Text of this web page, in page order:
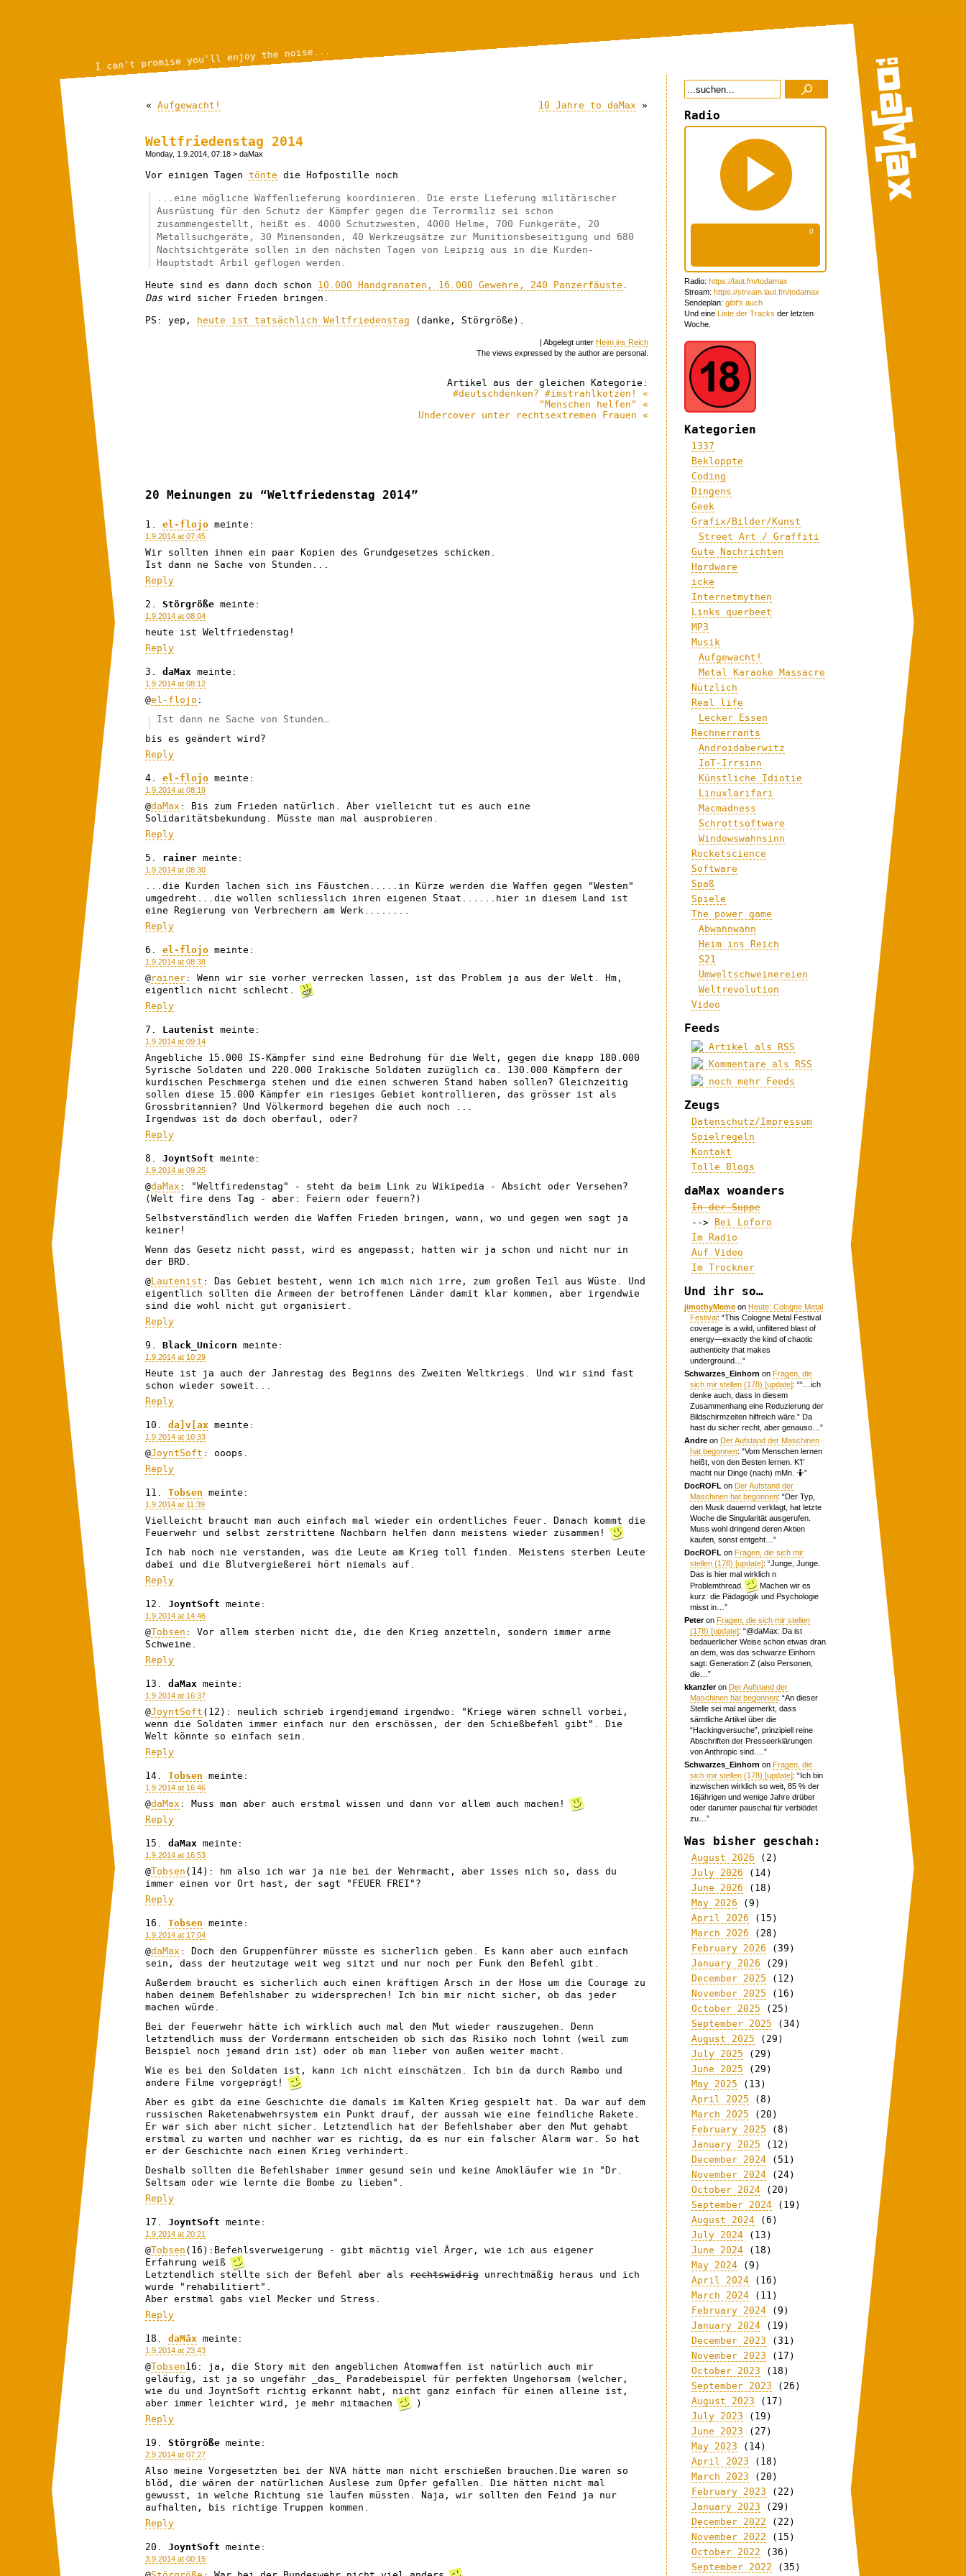
I can't promise you'll enjoy the noise...
« Aufgewacht! 10 Jahre to daMax »
Weltfriedenstag 2014
Monday, 1.9.2014, 07:18 > daMax
Vor einigen Tagen tönte die Hofpostille noch
...eine mögliche Waffenlieferung koordinieren. Die erste Lieferung militärischer
Ausrüstung für den Schutz der Kämpfer gegen die Terrormiliz sei schon
zusammengestellt, heißt es. 4000 Schutzwesten, 4000 Helme, 700 Funkgeräte, 20
Metallsuchgeräte, 30 Minensonden, 40 Werkzeugsätze zur Munitionsbeseitigung und 680
Nachtsichtgeräte sollen in den nächsten Tagen von Leipzig aus in die Kurden-
Hauptstadt Arbil geflogen werden.
Heute sind es dann doch schon 10.000 Handgranaten, 16.000 Gewehre, 240 Panzerfäuste
Das wird sicher Frieden bringen.
PS: yep, heute ist tatsächlich Weltfriedenstag (danke, Störgröße).
| Abgelegt unter Heim ins Reich
The views expressed by the author are personal.
Artikel aus der gleichen Kategorie:
#deutschdenken? #imstrahlkotzen! «
"Menschen helfen" «
Undercover unter rechtsextremen Frauen «
20 Meinungen zu “Weltfriedenstag 2014”
el-flojo meinte:
1.9.2014 at 07:45
Wir sollten ihnen ein paar Kopien des Grundgesetzes schicken.
Ist dann ne Sache von Stunden...
Reply
Störgröße meinte:
1.9.2014 at 08:04
heute ist Weltfriedenstag!
Reply
daMax meinte:
1.9.2014 at 08:12
@el-flojo :
Ist dann ne Sache von Stunden…
bis es geändert wird?
Reply
el-flojo meinte:
1.9.2014 at 08:19
@daMax : Bis zum Frieden natürlich. Aber vielleicht tut es auch eine
Solidaritätsbekundung. Müsste man mal ausprobieren.
Reply
rainer meinte:
1.9.2014 at 08:30
...die Kurden lachen sich ins Fäustchen.....in Kürze werden die Waffen gegen "Westen"
umgedreht...die wollen schliesslich ihren eigenen Staat......hier in diesem Land ist
eine Regierung von Verbrechern am Werk........
Reply
el-flojo meinte:
1.9.2014 at 08:38
@rainer : Wenn wir sie vorher verrecken lassen, ist das Problem ja aus der Welt. Hm,
eigentlich nicht schlecht.
Reply
Lautenist meinte:
1.9.2014 at 09:14
Angebliche 15.000 IS-Kämpfer sind eine Bedrohung für die Welt, gegen die knapp 180.000
Syrische Soldaten und 220.000 Irakische Soldaten zuzüglich ca. 130.000 Kämpfern der
kurdischen Peschmerga stehen und die einen schweren Stand haben sollen? Gleichzeitig
sollen diese 15.000 Kämpfer ein riesiges Gebiet kontrollieren, das grösser ist als
Grossbritannien? Und Völkermord begehen die auch noch ...
Irgendwas ist da doch oberfaul, oder?
Reply
JoyntSoft meinte:
1.9.2014 at 09:25
@daMax : "Weltfiredenstag" - steht da beim Link zu Wikipedia - Absicht oder Versehen?
(Welt fire dens Tag - aber: Feiern oder feuern?)
Selbstverständlich werden die Waffen Frieden bringen, wann, wo und gegen wen sagt ja
keiner!
Wenn das Gesetz nicht passt, wird es angepasst; hatten wir ja schon und nicht nur in
der BRD.
@ Lautenist : Das Gebiet besteht, wenn ich mich nich irre, zum großen Teil aus Wüste. Und
eigentlich sollten die Armeen der betroffenen Länder damit klar kommen, aber irgendwie
sind die wohl nicht gut organisiert.
Reply
Black_Unicorn meinte:
1.9.2014 at 10:29
Heute ist ja auch der Jahrestag des Beginns des Zweiten Weltkriegs. Und wir sind fast
schon wieder soweit...
Reply
da]v[ax meinte:
1.9.2014 at 10:33
@JoyntSoft : ooops.
Reply
Tobsen meinte:
1.9.2014 at 11:39
Vielleicht braucht man auch einfach mal wieder ein ordentliches Feuer. Danach kommt die
Feuerwehr und selbst zerstrittene Nachbarn helfen dann meistens wieder zusammen!
Ich hab noch nie verstanden, was die Leute am Krieg toll finden. Meistens sterben Leute
dabei und die Blutvergießerei hört niemals auf.
Reply
JoyntSoft meinte:
1.9.2014 at 14:46
@Tobsen : Vor allem sterben nicht die, die den Krieg anzetteln, sondern immer arme
Schweine.
Reply
daMax meinte:
1.9.2014 at 16:37
@JoyntSoft (12): neulich schrieb irgendjemand irgendwo: "Kriege wären schnell vorbei,
wenn die Soldaten immer einfach nur den erschössen, der den Schießbefehl gibt". Die
Welt könnte so einfach sein.
Reply
Tobsen meinte:
1.9.2014 at 16:46
@daMax : Muss man aber auch erstmal wissen und dann vor allem auch machen!
Reply
daMax meinte:
1.9.2014 at 16:53
@Tobsen (14): hm also ich war ja nie bei der Wehrmacht, aber isses nich so, dass du
immer einen vor Ort hast, der sagt "FEUER FREI"?
Reply
Tobsen meinte:
1.9.2014 at 17:04
@daMax : Doch den Gruppenführer müsste es sicherlich geben. Es kann aber auch einfach
sein, dass der heutzutage weit weg sitzt und nur noch per Funk den Befehl gibt.
Außerdem braucht es sicherlich auch einen kräftigen Arsch in der Hose um die Courage zu
haben deinem Befehlshaber zu widersprechen! Ich bin mir nicht sicher, ob das jeder
machen würde.
Bei der Feuerwehr hätte ich wirklich auch mal den Mut wieder rauszugehen. Denn
letztendlich muss der Vordermann entscheiden ob sich das Risiko noch lohnt (weil zum
Beispiel noch jemand drin ist) oder ob man lieber von außen weiter macht.
Wie es bei den Soldaten ist, kann ich nicht einschätzen. Ich bin da durch Rambo und
andere Filme vorgeprägt!
Aber es gibt da eine Geschichte die damals im Kalten Krieg gespielt hat. Da war auf dem
russischen Raketenabwehrsystem ein Punkt drauf, der aussah wie eine feindliche Rakete.
Er war sich aber nicht sicher. Letztendlich hat der Befehlshaber aber den Mut gehabt
erstmal zu warten und nachher war es richtig, da es nur ein falscher Alarm war. So hat
er der Geschichte nach einen Krieg verhindert.
Deshalb sollten die Befehlshaber immer gesund sein und keine Amokläufer wie in "Dr.
Seltsam oder wie lernte die Bombe zu lieben".
Reply
JoyntSoft meinte:
1.9.2014 at 20:21
@Tobsen (16):Befehlsverweigerung - gibt mächtig viel Ärger, wie ich aus eigener
Erfahrung weiß
Letztendlich stellte sich der Befehl aber als rechtswidrig unrechtmäßig heraus und ich
wurde "rehabilitiert".
Aber erstmal gabs viel Mecker und Stress.
Reply
daMäx meinte:
1.9.2014 at 23:43
@Tobsen16: ja, die Story mit den angeblichen Atomwaffen ist natürlich auch mir
geläufig, ist ja so ungefähr _das_ Paradebeispiel für perfekten Ungehorsam (welcher,
wie du und JoyntSoft richtig erkannt habt, nicht ganz einfach für einen alleine ist,
aber immer leichter wird, je mehr mitmachen
)
Reply
Störgröße meinte:
2.9.2014 at 07:27
Also meine Vorgesetzten bei der NVA hätte man nicht erschießen brauchen.Die waren so
blöd, die wären der natürlichen Auslese zum Opfer gefallen. Die hätten nicht mal
gewusst, in welche Richtung sie laufen müssten. Naja, wir sollten den Feind ja nur
aufhalten, bis richtige Truppen kommen.
Reply
JoyntSoft meinte:
3.9.2014 at 00:15
Radio
Radio: https://laut.fm/todamax
Stream: https://stream.laut.fm/todamax
Sendeplan: gibt's auch
Und eine Liste der Tracks der letzten
Woche.
Kategorien
1337
Bekloppte
Coding
Dingens
Geek
Grafix/Bilder/Kunst
Street Art / Graffiti
Gute Nachrichten
Hardware
icke
Internetmythen
Links querbeet
MP3
Musik
Aufgewacht!
Metal Karaoke Massacre
Nützlich
Real life
Lecker Essen
Rechnerrants
Androidaberwitz
IoT-Irrsinn
Künstliche Idiotie
Linuxlarifari
Macmadness
Schrottsoftware
Windowswahnsinn
Rocketscience
Software
Spaß
Spiele
The power game
Abwahnwahn
Heim ins Reich
S21
Umweltschweinereien
Weltrevolution
Video
Feeds
Artikel als RSS
Kommentare als RSS
noch mehr Feeds
Zeugs
Datenschutz/Impressum
Spielregeln
Kontakt
Tolle Blogs
daMax woanders
In der Suppe
-->
Bei Loforo
Im Radio
Auf Video
Im Trockner
Und ihr so…
jimothyMeme onHeute: Cologne Metal
Festival: “This Cologne Metal Festival
coverage is a wild, unfiltered blast of
energy—exactly the kind of chaotic
authenticity that makes
underground… ”
Schwarzes_Einhorn onFragen, die
sich mir stellen (178) [update]: ““…ich
denke auch, dass in diesem
Zusammenhang eine Reduzierung der
Bildschirmzeiten hilfreich wäre.” Da
hast du sicher recht, aber genauso… ”
Andre onDer Aufstand der Maschinen
hat begonnen: “Vom Menschen lernen
heißt, von den Besten lernen. K’I’
macht nur Dinge (nach) mMn. 🤷”
DocROFL onDer Aufstand der
Maschinen hat begonnen: “Der Typ,
den Musk dauernd verklagt, hat letzte
Woche die Singularität ausgerufen.
Muss wohl dringend deren Aktien
kaufen, sonst entgeht… ”
DocROFL onFragen, die sich mir
stellen (178) [update]: “Junge, Junge.
Das is hier mal wirklich n
Problemthread.
Machen wir es
kurz: die Pädagogik und Psychologie
misst in… ”
PeteronFragen, die sich mir stellen
(178) [update]: “@daMax: Da ist
bedauerlicher Weise schon etwas dran
an dem, was das schwarze Einhorn
sagt: Generation Z (also Personen,
die… ”
kkanzleronDer Aufstand der
Maschinen hat begonnen: “An dieser
Stelle sei mal angemerkt, dass
sämtliche Artikel über die
“Hackingversuche”, prinzipiell reine
Abschriften der Presseerklärungen
von Anthropic sind.… ”
Schwarzes_Einhorn onFragen, die
sich mir stellen (178) [update]: “Ich bin
inzwischen wirklich so weit, 85 % der
16jährigen und wenige Jahre drüber
oder darunter pauschal für verblödet
zu… ”
Was bisher geschah:
August 2026 (2)
July 2026 (14)
June 2026 (18)
May 2026 (9)
April 2026 (15)
March 2026 (28)
February 2026 (39)
January 2026 (29)
December 2025 (12)
November 2025 (16)
October 2025 (25)
September 2025 (34)
August 2025 (29)
July 2025 (29)
June 2025 (29)
May 2025 (13)
April 2025 (8)
March 2025 (20)
February 2025 (8)
January 2025 (12)
December 2024 (51)
November 2024 (24)
October 2024 (20)
September 2024 (19)
August 2024 (6)
July 2024 (13)
June 2024 (18)
May 2024 (9)
April 2024 (16)
March 2024 (11)
February 2024 (9)
January 2024 (19)
December 2023 (31)
November 2023 (17)
October 2023 (18)
September 2023 (26)
August 2023 (17)
July 2023 (19)
June 2023 (27)
May 2023 (14)
April 2023 (18)
March 2023 (20)
February 2023 (22)
January 2023 (29)
December 2022 (22)
November 2022 (15)
October 2022 (36)
September 2022 (35)